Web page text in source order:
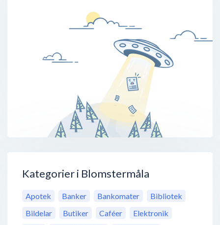
Kategorier i Blomstermåla
Apotek Banker Bankomater
Bibliotek
Bildelar
Butiker Caféer
Elektronik